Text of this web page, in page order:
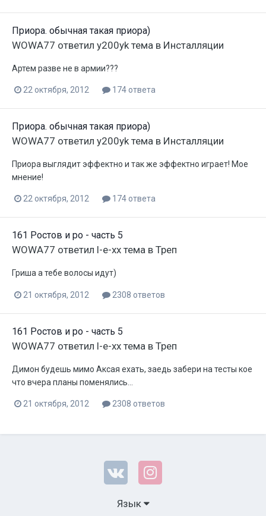
Приора. обычная такая приора)
WOWA77 ответил y200ykтема в Инсталляции
Артем разве не в армии???
22 октября, 2012 174 ответа
Приора. обычная такая приора)
WOWA77 ответил y200ykтема в Инсталляции
Приора выглядит эффектно и так же эффектно играет! Мое
мнение!
22 октября, 2012 174 ответа
161 Ростов и ро - часть 5
WOWA77 ответил l-e-xx тема в Треп
Гриша а тебе волосы идут)
21 октября, 2012 2308 ответов
161 Ростов и ро - часть 5
WOWA77 ответил l-e-xx тема в Треп
Димон будешь мимо Аксая ехать, заедь забери на тесты кое
что вчера планы поменялись...
21 октября, 2012 2308 ответов
Язык